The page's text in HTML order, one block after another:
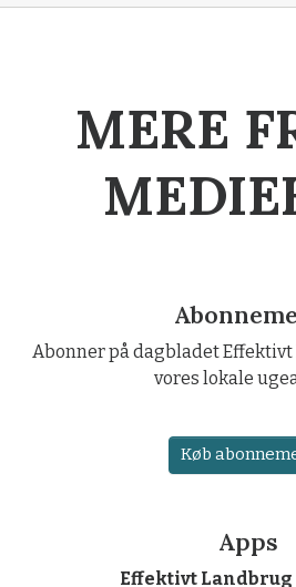
MERE
Abonner på dagbladet
vores lokale
Køb
Apps
Effektivt